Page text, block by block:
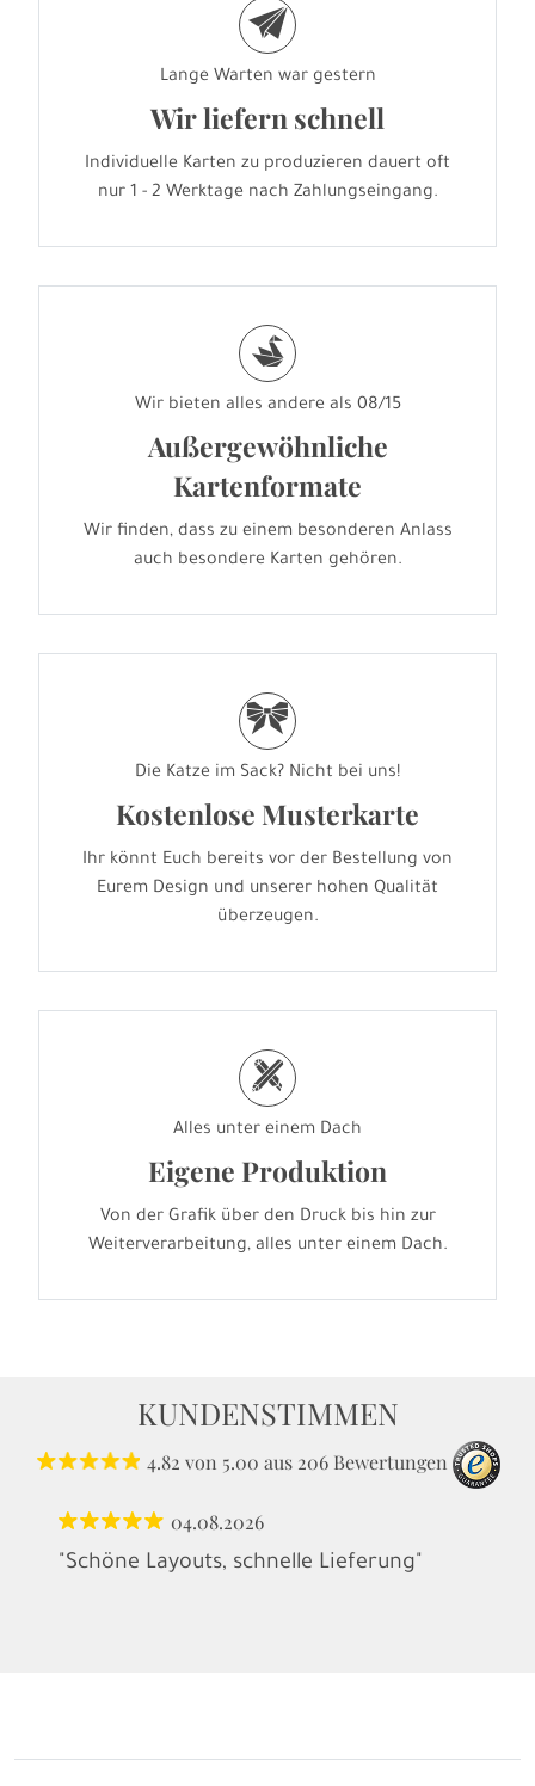
e
Lange Warten war gestern
Wir liefern schnell
Individuelle Karten zu produzieren dauert oft
nur 1 - 2 Werktage nach Zahlungseingang.
s
Wir bieten alles andere als 08/15
Außergewöhnliche
Kartenformate
Wir finden, dass zu einem besonderen Anlass
auch besondere Karten gehören.
r
Die Katze im Sack? Nicht bei uns!
Kostenlose Musterkarte
Ihr könnt Euch bereits vor der Bestellung von
Eurem Design und unserer hohen Qualität
überzeugen.
h
Alles unter einem Dach
Eigene Produktion
Von der Grafik über den Druck bis hin zur
Weiterverarbeitung, alles unter einem Dach.
KUNDENSTIMMEN
4.82 von 5.00 aus 206 Bewertungen
04.08.2026
"Schöne Layouts, schnelle Lieferung"